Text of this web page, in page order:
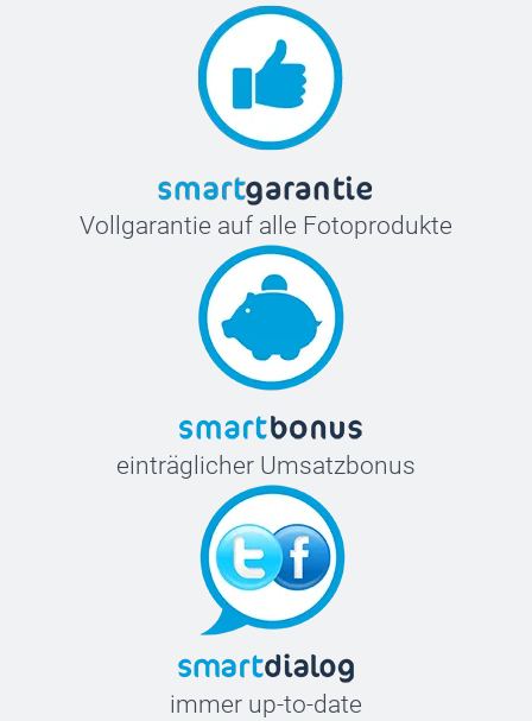
Vollgarantie auf alle Fotoprodukte
einträglicher Umsatzbonus
immer up-to-date